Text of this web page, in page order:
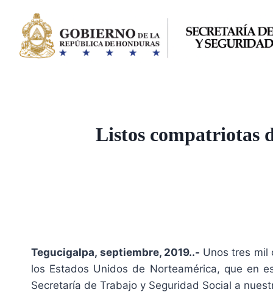
contenido
Listos compatriotas
Tegucigalpa, septiembre, 2019..- Unos tres mil
los Estados Unidos de Norteamérica, que en
Secretaría de Trabajo y Seguridad Social a